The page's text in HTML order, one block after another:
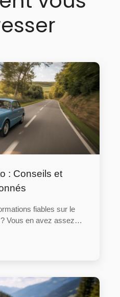
: Conseils et
fiables sur le
? Vous en avez assez…